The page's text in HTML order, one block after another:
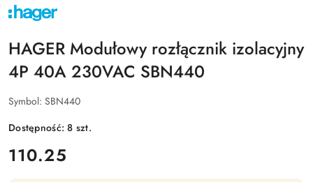
NAZWA
PRODUCENTA:
HAGER Modułowy rozłącznik izolacyjny
4P 40A 230VAC SBN440
Symbol: SBN440
Dostępność:8 szt.
cena:
110.25